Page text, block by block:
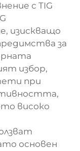
с TIG
изискващо
за
избор,
при
високо
основен